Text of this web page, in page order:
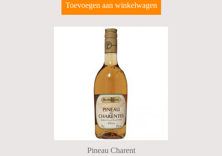
Toevoegen aan winkelwagen
Pineau Charent